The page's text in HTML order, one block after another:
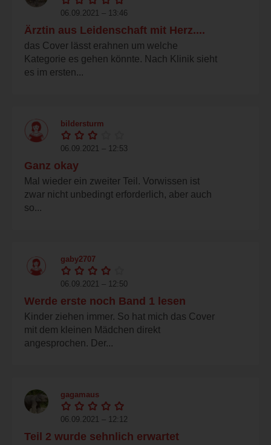
06.09.2021 – 13:46
Ärztin aus Leidenschaft mit Herz....
das Cover lässt erahnen um welche
Kategorie es gehen könnte. Nach Klinik sieht
es im ersten...
bildersturm
06.09.2021 – 12:53
Ganz okay
Mal wieder ein zweiter Teil. Vorwissen ist
zwar nicht unbedingt erforderlich, aber auch
so...
gaby2707
06.09.2021 – 12:50
Werde erste noch Band 1 lesen
Kinder ziehen immer. So hat mich das Cover
mit dem kleinen Mädchen direkt
angesprochen. Der...
gagamaus
06.09.2021 – 12:12
Teil 2 wurde sehnlich erwartet